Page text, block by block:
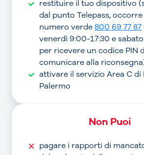
restituire il tuo dispositivo
dal punto Telepass,
numero verde800 69 77 87
venerdì 9:00-17:30 e
per ricevere un codice PIN
comunicare alla
attivare il servizio Area C di
Palermo
Non Puoi
pagare i rapporti di